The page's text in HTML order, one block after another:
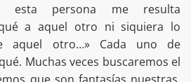
esta persona me resulta
a aquel otro ni siquiera lo
aquel otro…» Cada uno de
Muchas veces buscaremos el